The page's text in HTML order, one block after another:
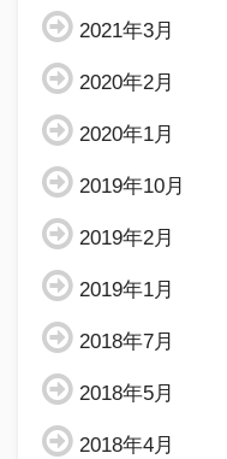
2021年3月
2020年2月
2020年1月
2019年10月
2019年2月
2019年1月
2018年7月
2018年5月
2018年4月